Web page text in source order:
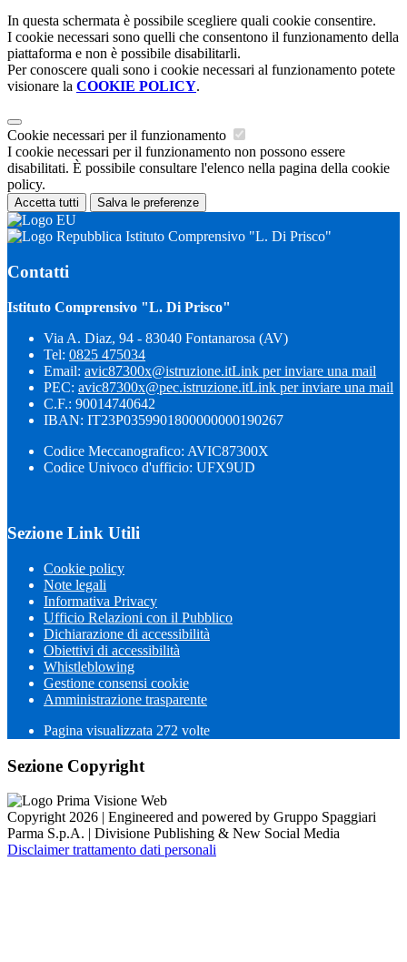
In questa schermata è possibile scegliere quali cookie consentire.
I cookie necessari sono quelli che consentono il funzionamento della
piattaforma e non è possibile disabilitarli.
Per conoscere quali sono i cookie necessari al funzionamento potete
visionare la COOKIE POLICY.
Cookie necessari per il funzionamento
I cookie necessari per il funzionamento non possono essere
disabilitati. È possibile consultare l'elenco nella pagina della cookie
policy.
Accetta tutti Salva le preferenze
Istituto Comprensivo "L. Di Prisco"
Contatti
Istituto Comprensivo "L. Di Prisco"
Via A. Diaz, 94 - 83040 Fontanarosa (AV)
Tel: 0825 475034
Email: avic87300x@istruzione.itLink per inviare una mail
PEC: avic87300x@pec.istruzione.itLink per inviare una mail
C.F.: 90014740642
IBAN: IT23P0359901800000000190267
Codice Meccanografico: AVIC87300X
Codice Univoco d'ufficio: UFX9UD
Sezione Link Utili
Cookie policy
Note legali
Informativa Privacy
Ufficio Relazioni con il Pubblico
Dichiarazione di accessibilità
Obiettivi di accessibilità
Whistleblowing
Gestione consensi cookie
Amministrazione trasparente
Pagina visualizzata 272 volte
Sezione Copyright
Copyright 2026 | Engineered and powered by Gruppo Spaggiari
Parma S.p.A. | Divisione Publishing & New Social Media
Disclaimer trattamento dati personali